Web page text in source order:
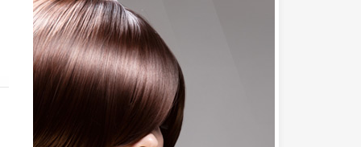
le soin à la Kératine est fait